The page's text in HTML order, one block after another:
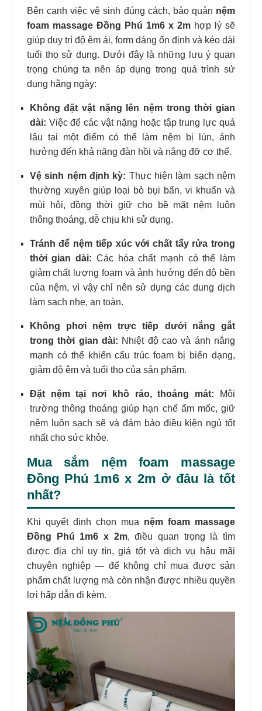
Bên cạnh việc vệ sinh đúng cách, bảo quản nệm
foam massage Đồng Phú 1m6 x 2m hợp lý sẽ
giúp duy trì độ êm ái, form dáng ổn định và kéo dài
tuổi thọ sử dụng. Dưới đây là những lưu ý quan
trọng chúng ta nên áp dụng trong quá trình sử
dụng hằng ngày:
Không đặt vật nặng lên nệm trong thời gian
dài: Việc để các vật nặng hoặc tập trung lực quá
lâu tại một điểm có thể làm nệm bị lún, ảnh
hưởng đến khả năng đàn hồi và nâng đỡ cơ thể.
Vệ sinh nệm định kỳ: Thực hiện làm sạch nệm
thường xuyên giúp loại bỏ bụi bẩn, vi khuẩn và
mùi hôi, đồng thời giữ cho bề mặt nệm luôn
thông thoáng, dễ chịu khi sử dụng.
Tránh để nệm tiếp xúc với chất tẩy rửa trong
thời gian dài: Các hóa chất mạnh có thể làm
giảm chất lượng foam và ảnh hưởng đến độ bền
của nệm, vì vậy chỉ nên sử dụng các dung dịch
làm sạch nhẹ, an toàn.
Không phơi nệm trực tiếp dưới nắng gắt
trong thời gian dài: Nhiệt độ cao và ánh nắng
mạnh có thể khiến cấu trúc foam bị biến dạng,
giảm độ êm và tuổi thọ của sản phẩm.
Đặt nệm tại nơi khô ráo, thoáng mát:
Môi
trường thông thoáng giúp hạn chế ẩm mốc, giữ
nệm luôn sạch sẽ và đảm bảo điều kiện ngủ tốt
nhất cho sức khỏe.
Mua sắm nệm foam massage
Đồng Phú 1m6 x 2m ở đâu là tốt
nhất?
Khi quyết định chọn mua nệm foam massage
Đồng Phú 1m6 x 2m, điều quan trọng là tìm
được địa chỉ uy tín, giá tốt và dịch vụ hậu mãi
chuyên nghiệp — để không chỉ mua được sản
phẩm chất lượng mà còn nhận được nhiều quyền
lợi hấp dẫn đi kèm.